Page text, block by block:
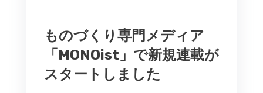
ものづくり専門メディア
「MONOist」で新規連載が
スタートしました